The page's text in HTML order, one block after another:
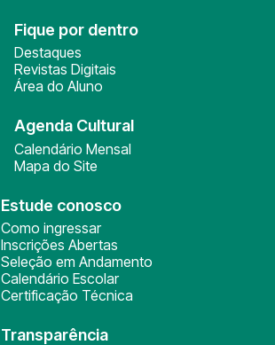
Fique por dentro
Destaques
Revistas Digitais
Área do Aluno
Agenda Cultural
Calendário Mensal
Mapa do Site
Estude conosco
Como ingressar
Inscrições Abertas
Seleção em Andamento
Calendário Escolar
Certificação Técnica
Transparência